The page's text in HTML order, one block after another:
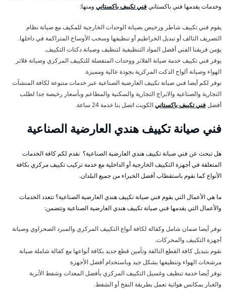
وخدمات يقدمها فني باكستانيفني تكييف باكستاني ومنها:
يقوم فني تكييف شاطر ورخيص بصيانة الوحدات الخارجية للمكيف مع صيانة نظام
التصريف التالف أو تبديل الخراطيم أو تنظيفها وسحب الأوساخ المتراكمة في داخلها.
يؤمن فريقنا الفني أفضل المواد التنظيفية لتنظيف وصيانة دكتات التكييف.
يوفر فني تكييف خدمة صيانة الفلاتر ووحدات المنفصلة للتكييف المركزي وصيانة فلاتر
الهواء وصيانة ألواح الدكت المركزية بجودة عالية ومميزة.
نوفر لكم أيضا فني صيانة تكييف العارضية الصناعية عبر خدمات متنوعة لكافة المنشآت
التجارية والصناعية والابراج التجارية والسكنية والمطاعم وبأسعار رخيصة جدا لطلب
أفضلفني تكييف باكستانيالكويت اتصل بنا خدمة 24 ساعة.
فني صيانة تكييف هندي العارضية الصناعية
هل تبحث عن فني صيانة تكييف هندي العارضية الصناعية؟ نقدم لكم كافة الخدمات
المتعلقة في أجهزة التكييف الخارجية أو الداخلية مع خدمة تركيب تكييف مركزي بكافة
الأنواع كما نقوم باستقطاب أفضل الخبراء من جميع البلدان.
ما هي الأعمال التي يقوم فني صيانة تكييف هندي العارضية الصناعية؟ تتعدد الخدمات
والأعمال التي يقدمها فني صيانة تكييف هندي العارضية الصناعية وتتضمن:
نوفر أيضا ضمان شامل وكفالة لكافة أنواع التكييف المركزي والمبرد الصحراوي وصيانة
أجهزة التكييف والمحركات.
نقوم بتبديل كافة القطع التالفة وتأمين قطع جديد بكافة أنواعها مع كفالة شاملة صيانة
مرشحات الهواء وتنظيفها بشكل جيد وباستخدام أفضل الأجهزة
نوفر أيضا خدمة تنظيف وغسيل التكييف المركزي بأفضل المعدات وشفط الأتربة
والغبار بمكانس هوائية تعمل بطريقة النفخ أو الشفط.